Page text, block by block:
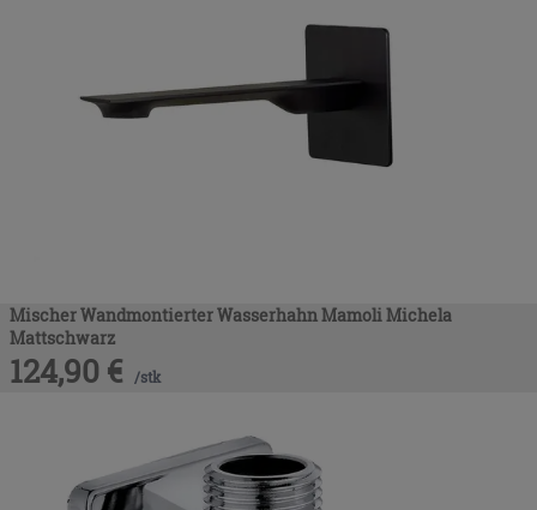
Mischer Wandmontierter Wasserhahn Mamoli Michela
Mattschwarz
124,90 € /stk